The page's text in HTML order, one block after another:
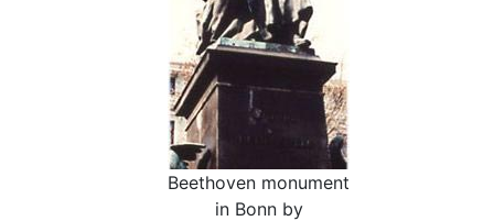
Beethoven monument
in Bonn by